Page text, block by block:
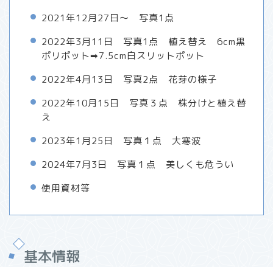
2021年12月27日～ 写真1点
2022年3月11日 写真1点 植え替え 6cm黒
ポリポット➡7.5cm白スリットポット
2022年4月13日 写真2点 花芽の様子
2022年10月15日 写真３点 株分けと植え替
え
2023年1月25日 写真１点 大寒波
2024年7月3日 写真１点 美しくも危うい
使用資材等
基本情報